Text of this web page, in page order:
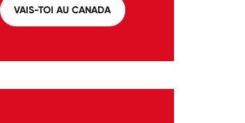
VAIS-TOI AU CANADA